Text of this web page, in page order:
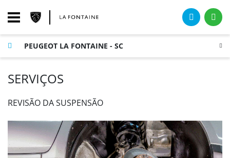
PEUGEOT LA FONTAINE - SC
SERVIÇOS
REVISÃO DA SUSPENSÃO